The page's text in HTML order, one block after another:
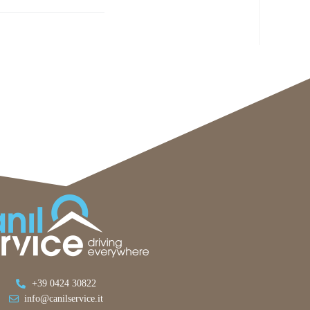
+39 0424 30822
info@canilservice.it